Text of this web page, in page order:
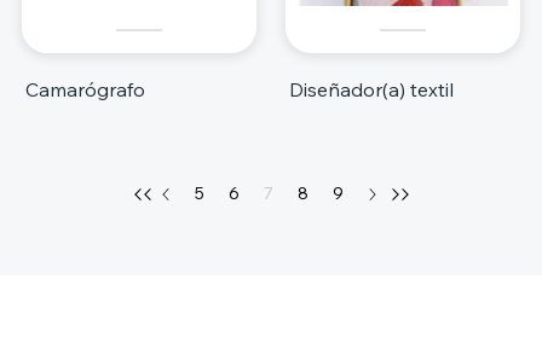
Camarógrafo Diseñador(a) textil
5 6 7 8 9